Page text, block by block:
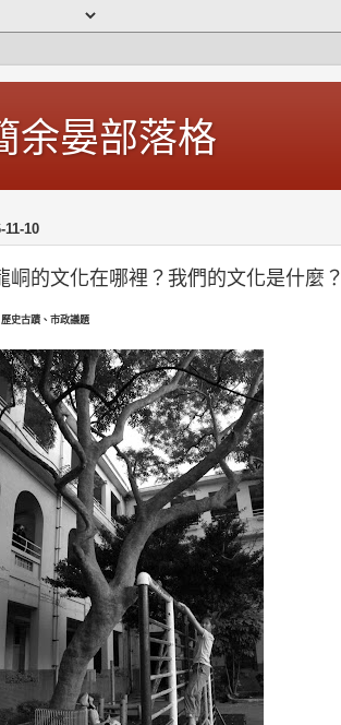
余晏部落格
11-10
峒的文化在哪裡？我們的文化是什麼？
史古蹟、市政議題